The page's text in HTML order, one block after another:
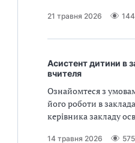
21 травня 2026
Асистент дитини в
вчителя
Ознайомтеся з
його роботи в
керівника закладу
14 травня 2026